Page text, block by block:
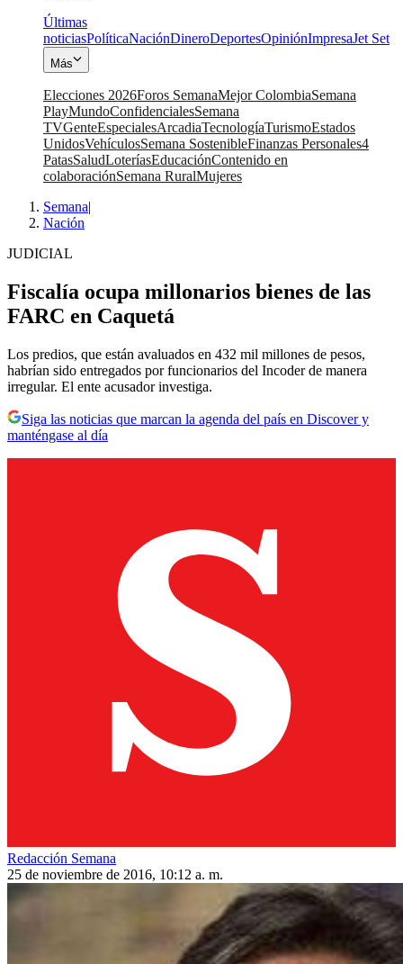
Últimas
noticiasPolíticaNaciónDineroDeportesOpiniónImpresaJet Set
Más
Elecciones 2026Foros SemanaMejor ColombiaSemana
PlayMundoConfidencialesSemana
TVGenteEspecialesArcadiaTecnologíaTurismoEstados
UnidosVehículosSemana SostenibleFinanzas Personales4
PatasSaludLoteríasEducaciónContenido en
colaboraciónSemana RuralMujeres
Semana|
Nación
JUDICIAL
Fiscalía ocupa millonarios bienes de las
FARC en Caquetá
Los predios, que están avaluados en 432 mil millones de pesos,
habrían sido entregados por funcionarios del Incoder de manera
irregular. El ente acusador investiga.
Siga las noticias que marcan la agenda del país en Discover y
manténgase al día
Redacción Semana
25 de noviembre de 2016, 10:12 a. m.